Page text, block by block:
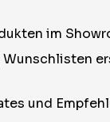
im
und